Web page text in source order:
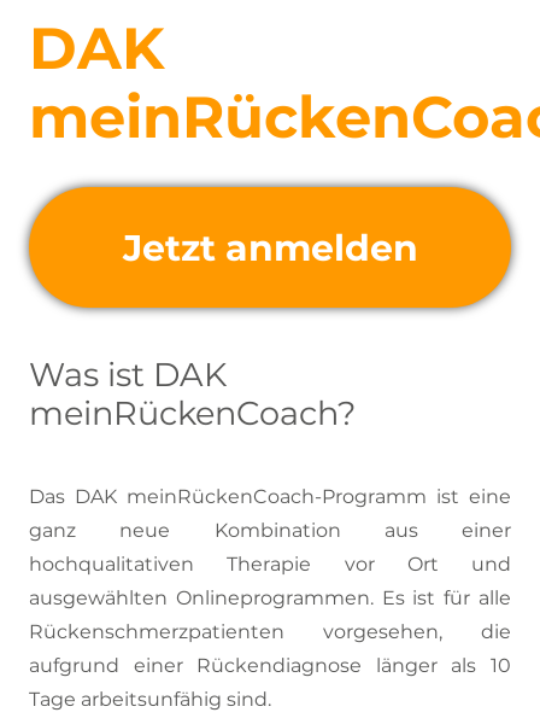
DAK
Jetzt anmelden
Was ist DAK
meinRückenCoach?
Das DAK meinRückenCoach-Programm ist eine
ganz neue Kombination aus einer
hochqualitativen Therapie vor Ort und
ausgewählten Onlineprogrammen. Es ist für alle
Rückenschmerzpatienten vorgesehen, die
aufgrund einer Rückendiagnose länger als 10
Tage arbeitsunfähig sind.